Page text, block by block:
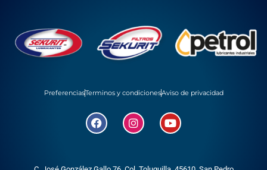
PreferenciasTerminos y condicionesAviso de privacidad